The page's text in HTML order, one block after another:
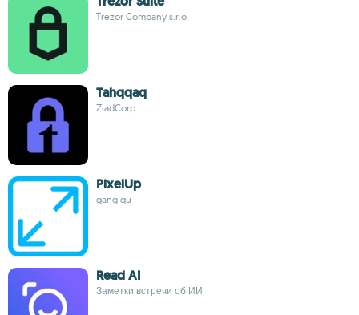
Trezor Company s.r.o.
Tahqqaq
ZiadCorp
PixelUp
gang qu
Read AI
Заметки встречи об ИИ